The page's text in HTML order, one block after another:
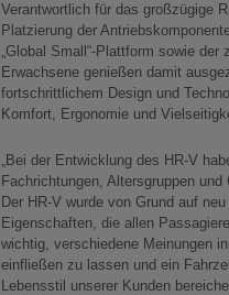
Verantwortlich für das großzügige
Platzierung der
„Global Small“-Plattform sowie der
Erwachsene genießen damit
fortschrittlichem Design und
Komfort, Ergonomie und
„Bei der Entwicklung des HR-V
Fachrichtungen, Altersgruppen
Der HR-V wurde von Grund auf
Eigenschaften, die allen
wichtig, verschiedene Meinungen
einfließen zu lassen und ein
Lebensstil unserer Kunden